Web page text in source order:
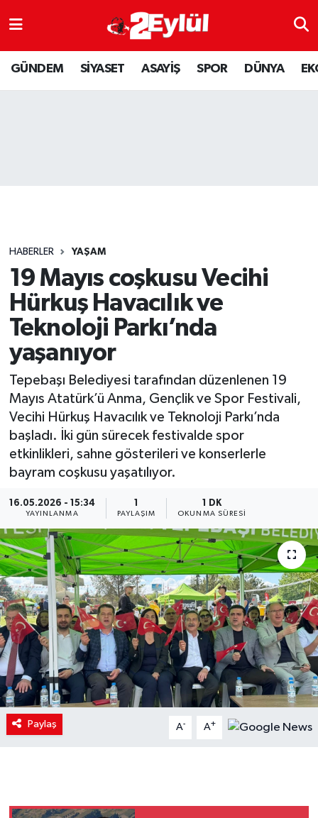
GÜNDEM SİYASET ASAYİŞ SPOR DÜNYA
HABERLER YAŞAM
19 Mayıs coşkusu Vecihi
Hürkuş Havacılık ve
Teknoloji Parkı’nda
yaşanıyor
Tepebaşı Belediyesi tarafından düzenlenen 19
Mayıs Atatürk’ü Anma, Gençlik ve Spor Festivali,
Vecihi Hürkuş Havacılık ve Teknoloji Parkı’nda
başladı. İki gün sürecek festivalde spor
etkinlikleri, sahne gösterileri ve konserlerle
bayram coşkusu yaşatılıyor.
16.05.2026 - 15:34
YAYINLANMA PAYLAŞIM
1 DK
OKUNMA SÜRESI
Paylaş A- A+
ASAYİŞ
DÜNYA
SPOR
YAŞAM
Nöbetçi Eczaneler
Hava Durumu
Son Dakika Haberleri
Haber Arşivi